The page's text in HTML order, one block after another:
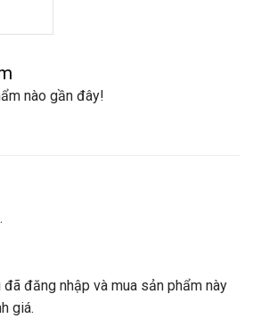
nào gần đây!
đã đăng nhập và mua sản phẩm này
giá.